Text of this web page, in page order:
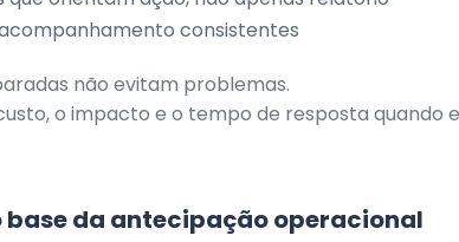
consistentes
não evitam problemas.
o impacto e o tempo de resposta quando
base da antecipação operacional